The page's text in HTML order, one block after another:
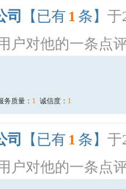
司 【已有 1 条】 于
户对他的一条点
务质量： 1 诚信度： 1
司 【已有 1 条】 于
户对他的一条点